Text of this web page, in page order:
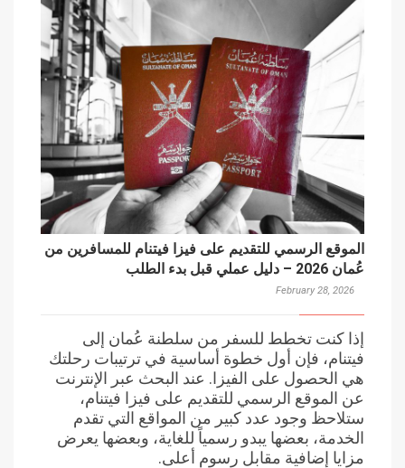
الموقع الرسمي للتقديم على فيزا فيتنام للمسافرين من
عُمان 2026 – دليل عملي قبل بدء الطلب
February 28, 2026
إذا كنت تخطط للسفر من سلطنة عُمان إلى
فيتنام، فإن أول خطوة أساسية في ترتيبات رحلتك
هي الحصول على الفيزا. عند البحث عبر الإنترنت
عن الموقع الرسمي للتقديم على فيزا فيتنام،
ستلاحظ وجود عدد كبير من المواقع التي تقدم
الخدمة، بعضها يبدو رسمياً للغاية، وبعضها يعرض
مزايا إضافية مقابل رسوم أعلى.